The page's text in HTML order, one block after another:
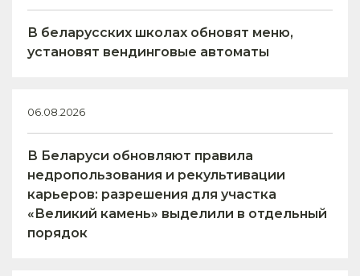
В беларусских школах обновят меню,
установят вендинговые автоматы
06.08.2026
В Беларуси обновляют правила
недропользования и рекультивации
карьеров: разрешения для участка
«Великий камень» выделили в отдельный
порядок